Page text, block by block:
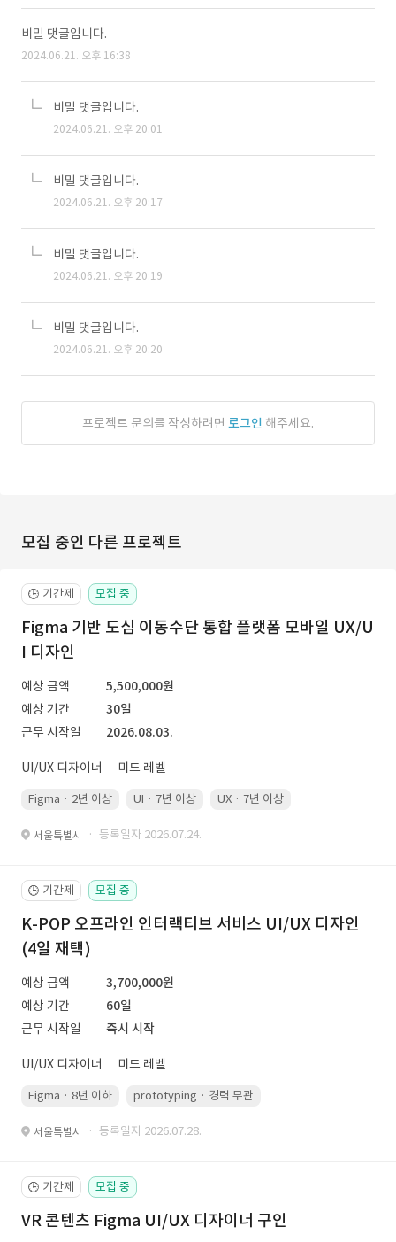
비밀 댓글입니다.
2024.06.21. 오후 16:38
비밀 댓글입니다.
2024.06.21. 오후 20:01
비밀 댓글입니다.
2024.06.21. 오후 20:17
비밀 댓글입니다.
2024.06.21. 오후 20:19
비밀 댓글입니다.
2024.06.21. 오후 20:20
프로젝트 문의를 작성하려면 로그인 해주세요.
모집 중인 다른 프로젝트
🕒 기간제 모집 중
Figma 기반 도심 이동수단 통합 플랫폼 모바일 UX/U
I 디자인
예상 금액
5,500,000원
예상 기간
30일
근무 시작일
2026.08.03.
UI/UX 디자이너 미드 레벨
Figma · 2년 이상 UI · 7년 이상 UX · 7년 이상
서울특별시 · 등록일자 2026.07.24.
🕒 기간제 모집 중
K-POP 오프라인 인터랙티브 서비스 UI/UX 디자인
(4일 재택)
예상 금액
3,700,000원
예상 기간
60일
근무 시작일
즉시 시작
UI/UX 디자이너 미드 레벨
Figma · 8년 이하 prototyping · 경력 무관
서울특별시 · 등록일자 2026.07.28.
🕒 기간제 모집 중
VR 콘텐츠 Figma UI/UX 디자이너 구인